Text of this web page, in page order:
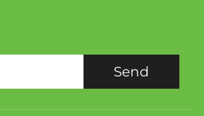
Send